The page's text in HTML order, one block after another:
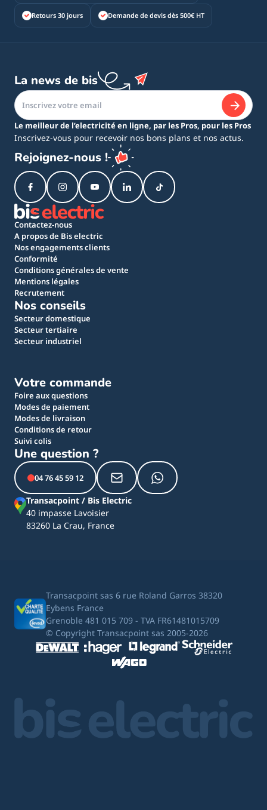
Retours 30 jours Demande de devis dès 500€ HT
La news de bis
Le meilleur de l’electricité en ligne, par les Pros, pour les Pros
Inscrivez-vous pour recevoir nos bons plans et nos actus.
Rejoignez-nous !
Contactez-nous
A propos de Bis electric
Nos engagements clients
Conformité
Conditions générales de vente
Mentions légales
Recrutement
Nos conseils
Secteur domestique
Secteur tertiaire
Secteur industriel
Votre commande
Foire aux questions
Modes de paiement
Modes de livraison
Conditions de retour
Suivi colis
Une question ?
04 76 45 59 12
Transacpoint / Bis Electric
40 impasse Lavoisier
83260 La Crau, France
Transacpoint sas 6 rue Roland Garros 38320
Eybens France
Grenoble 481 015 709 - TVA FR61481015709
© Copyright Transacpoint sas 2005-2026